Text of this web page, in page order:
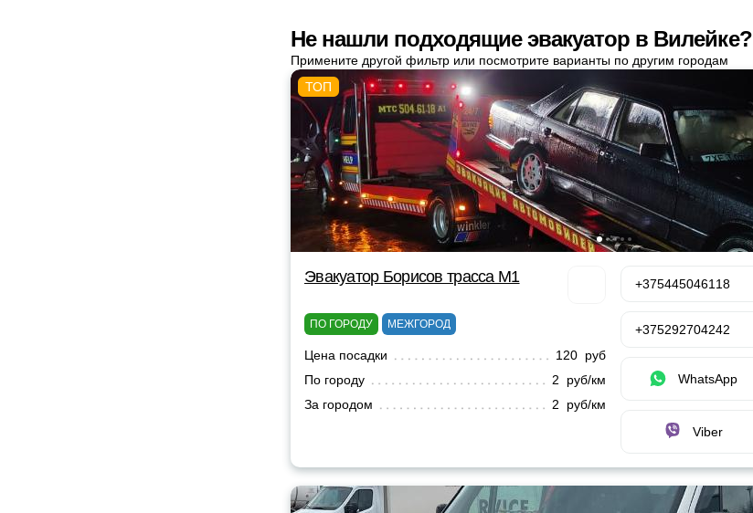
Не нашли подходящие эвакуатор в Вилейке?
Примените другой фильтр или посмотрите варианты по другим городам
Эвакуатор Борисов трасса М1
ПО ГОРОДУ МЕЖГОРОД
Цена посадки
120 руб
По городу
2 руб/км
За городом
2 руб/км
+375445046118
+375292704242
WhatsApp
Viber